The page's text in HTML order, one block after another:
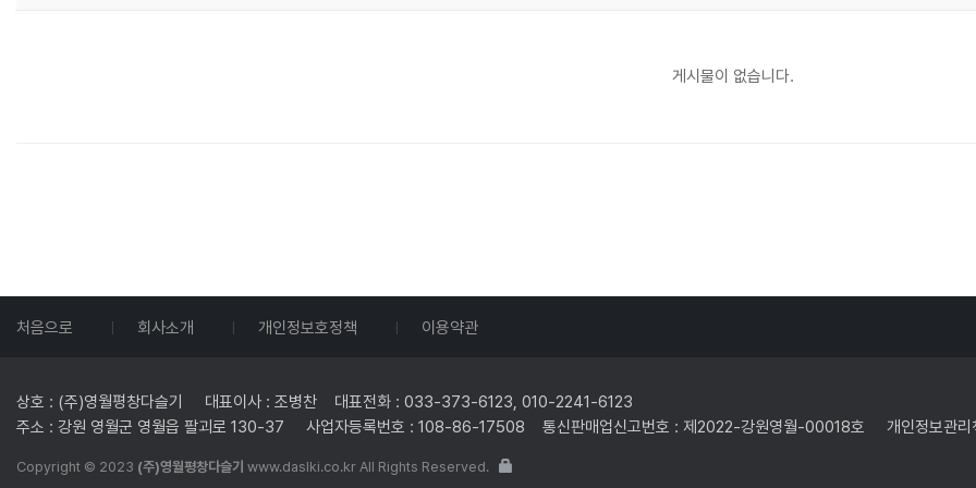
게시물이 없습니다.
처음으로 회사소개 개인정보호정책 이용약관
상호 : (주)영월평창다슬기 대표이사 : 조병찬 대표전화 : 033-373-6123, 010-2241-6123
주소 : 강원 영월군 영월읍 팔괴로 130-37 사업자등록번호 : 108-86-17508 통신판매업신고번호 : 제2022-강원영월-00018호 개인정보관리
Copyright © 2023 (주)영월평창다슬기 www.daslki.co.kr All Rights Reserved.